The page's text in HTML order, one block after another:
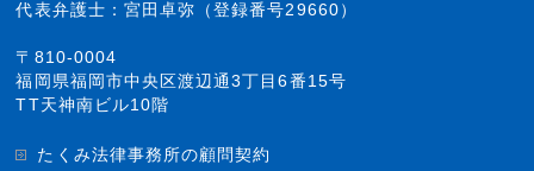
代表弁護士：宮田卓弥（登録番号29660）
〒810-0004
福岡県福岡市中央区渡辺通3丁目6番15号
TT天神南ビル10階
たくみ法律事務所の顧問契約